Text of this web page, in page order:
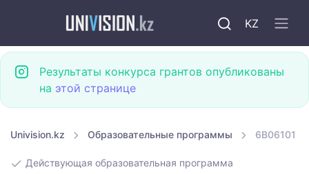
KZ
Результаты конкурса грантов опубликованы
на этой странице
Univision.kz Образовательные программы 6B06101
Действующая образовательная программа